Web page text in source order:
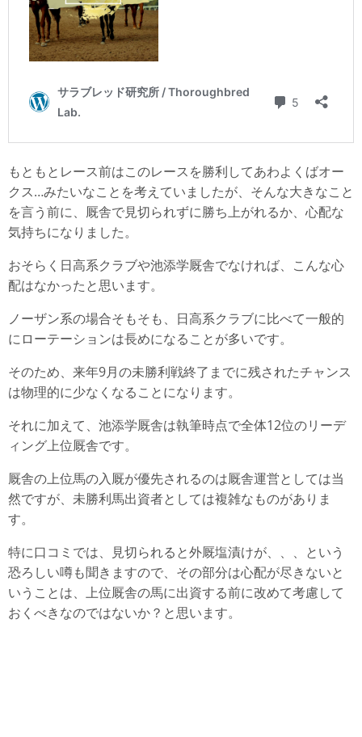
もともとレース前はこのレースを勝利してあわよくばオー
クス…みたいなことを考えていましたが、そんな大きなこと
を言う前に、厩舎で見切られずに勝ち上がれるか、心配な
気持ちになりました。
おそらく日高系クラブや池添学厩舎でなければ、こんな心
配はなかったと思います。
ノーザン系の場合そもそも、日高系クラブに比べて一般的
にローテーションは長めになることが多いです。
そのため、来年9月の未勝利戦終了までに残されたチャンス
は物理的に少なくなることになります。
それに加えて、池添学厩舎は執筆時点で全体12位のリーデ
ィング上位厩舎です。
厩舎の上位馬の入厩が優先されるのは厩舎運営としては当
然ですが、未勝利馬出資者としては複雑なものがありま
す。
特に口コミでは、見切られると外厩塩漬けが、、、という
恐ろしい噂も聞きますので、その部分は心配が尽きないと
いうことは、上位厩舎の馬に出資する前に改めて考慮して
おくべきなのではないか？と思います。